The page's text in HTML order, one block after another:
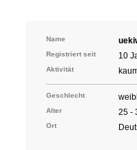
Name
Registriert seit 10
Aktivität
Geschlecht
Alter 25 -
Ort